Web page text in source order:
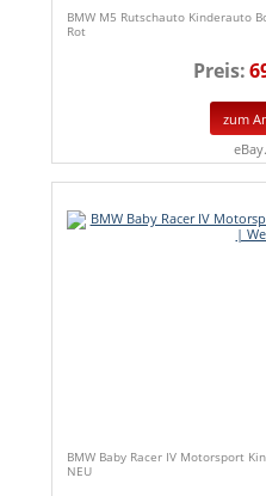
BMW M5 Rutschauto Kinderauto
Rot
Preis:
zum
BMW Baby Racer IV Motorsport
NEU